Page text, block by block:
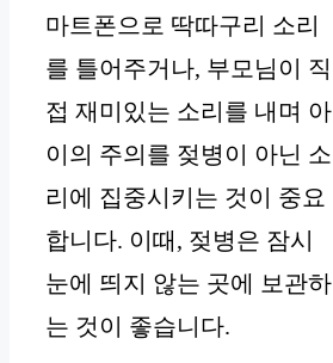
마트폰으로 딱따구리 소리
를 틀어주거나, 부모님이 직
접 재미있는 소리를 내며 아
이의 주의를 젖병이 아닌 소
리에 집중시키는 것이 중요
합니다. 이때, 젖병은 잠시
눈에 띄지 않는 곳에 보관하
는 것이 좋습니다.